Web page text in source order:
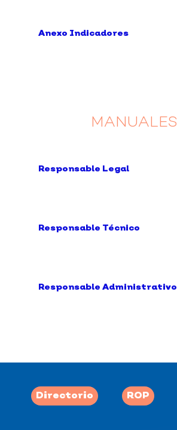
Anexo Indicadores
MANUALES
Responsable Legal
Responsable Técnico
Responsable Administrativo
Directorio ROP